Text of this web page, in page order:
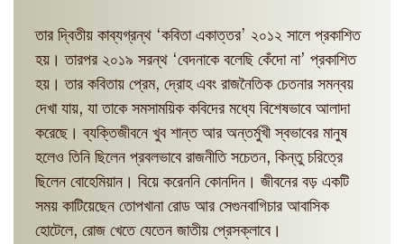
তার দ্বিতীয় কাব্যগ্রন্থ ‘কবিতা একাত্তর’ ২০১২ সালে প্রকাশিত
হয়। তারপর ২০১৯ সরন্থ ‘বেদনাকে বলেছি কেঁদো না’ প্রকাশিত
হয়। তার কবিতায় প্রেম, দ্রোহ এবং রাজনৈতিক চেতনার সমন্বয়
দেখা যায়, যা তাকে সমসাময়িক কবিদের মধ্যে বিশেষভাবে আলাদা
করেছে। ব্যক্তিজীবনে খুব শান্ত আর অন্তর্মুখী স্বভাবের মানুষ
হলেও তিনি ছিলেন প্রবলভাবে রাজনীতি সচেতন, কিন্তু চরিত্রে
ছিলেন বোহেমিয়ান। বিয়ে করেননি কোনদিন। জীবনের বড় একটি
সময় কাটিয়েছেন তোপখানা রোড আর সেগুনবাগিচার আবাসিক
হোটেলে, রোজ খেতে যেতেন জাতীয় প্রেসক্লাবে।